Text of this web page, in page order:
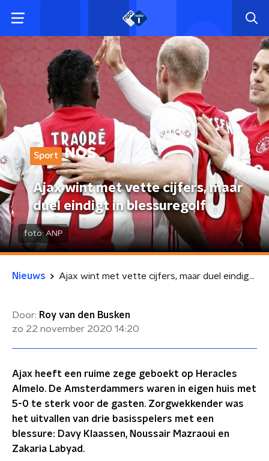
Sport
Ajax wint met vette cijfers, maar
duel eindigt in blessuregolf
foto:ANP
Nieuws Ajax wint met vette cijfers, maar duel eindigt in blessuregolf
Door: Roy van den Busken
zo 22 november 2020 14:20
Ajax heeft een ruime zege geboekt op Heracles
Almelo. De Amsterdammers waren in eigen huis met
5-0 te sterk voor de gasten. Zorgwekkender was
het uitvallen van drie basisspelers met een
blessure: Davy Klaassen, Noussair Mazraoui en
Zakaria Labyad.